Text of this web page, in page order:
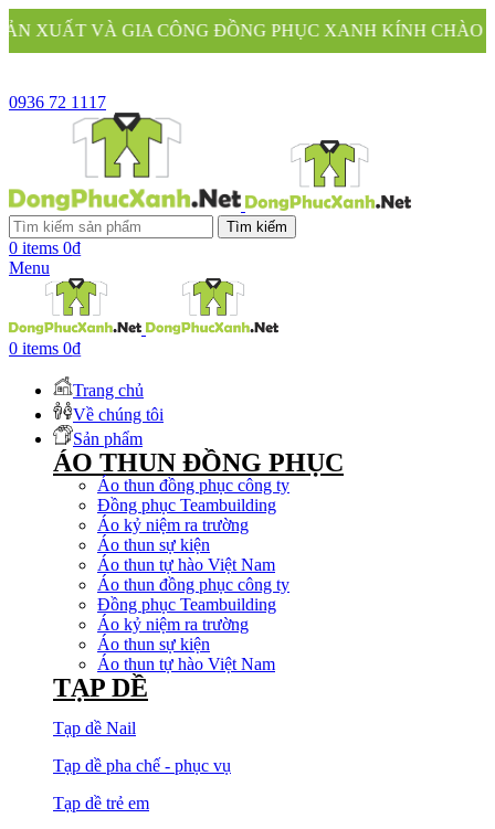
GIA CÔNG ĐỒNG PHỤC XANH KÍNH CHÀO QUÝ KHÁCH
0936 72 1117
Tìm kiếm
0 items 0₫
Menu
0 items 0₫
Trang chủ
Về chúng tôi
Sản phẩm
ÁO THUN ĐỒNG PHỤC
Áo thun đồng phục công ty
Đồng phục Teambuilding
Áo kỷ niệm ra trường
Áo thun sự kiện
Áo thun tự hào Việt Nam
Áo thun đồng phục công ty
Đồng phục Teambuilding
Áo kỷ niệm ra trường
Áo thun sự kiện
Áo thun tự hào Việt Nam
TẠP DỀ
Tạp dề Nail
Tạp dề pha chế - phục vụ
Tạp dề trẻ em